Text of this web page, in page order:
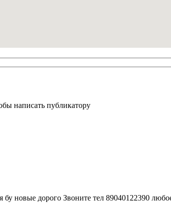
написать публикатору
новые дорого Звоните тел 89040122390